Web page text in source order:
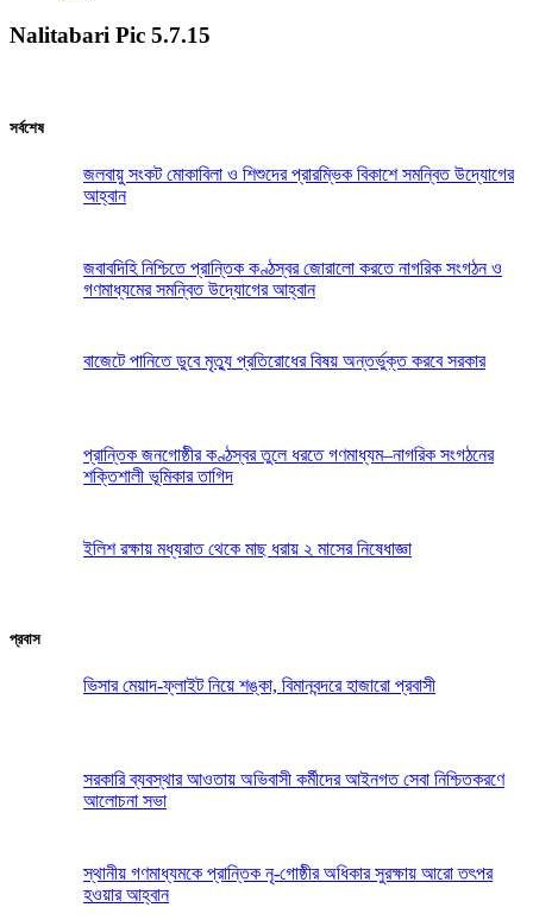
Nalitabari Pic 5.7.15
সর্বশেষ
জলবায়ু সংকট মোকাবিলা ও শিশুদের প্রারম্ভিক বিকাশে সমন্বিত উদ্যোগের
আহ্বান
জবাবদিহি নিশ্চিতে প্রান্তিক কণ্ঠস্বর জোরালো করতে নাগরিক সংগঠন ও
গণমাধ্যমের সমন্বিত উদ্যোগের আহ্বান
বাজেটে পানিতে ডুবে মৃত্যু প্রতিরোধের বিষয় অন্তর্ভুক্ত করবে সরকার
প্রান্তিক জনগোষ্ঠীর কণ্ঠস্বর তুলে ধরতে গণমাধ্যম–নাগরিক সংগঠনের
শক্তিশালী ভূমিকার তাগিদ
ইলিশ রক্ষায় মধ্যরাত থেকে মাছ ধরায় ২ মাসের নিষেধাজ্ঞা
প্রবাস
ভিসার মেয়াদ-ফ্লাইট নিয়ে শঙ্কা, বিমানবন্দরে হাজারো প্রবাসী
সরকারি ব্যবস্থার আওতায় অভিবাসী কর্মীদের আইনগত সেবা নিশ্চিতকরণে
আলোচনা সভা
স্থানীয় গণমাধ্যমকে প্রান্তিক নৃ-গোষ্ঠীর অধিকার সুরক্ষায় আরো তৎপর
হওয়ার আহ্বান